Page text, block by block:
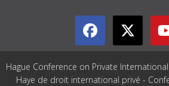
Hague Conference on Private
Haye de droit international privé -